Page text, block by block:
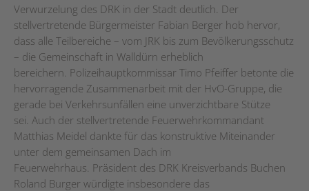
Verwurzelung des DRK in der Stadt deutlich. Der
stellvertretende Bürgermeister Fabian Berger hob hervor,
dass alle Teilbereiche – vom JRK bis zum Bevölkerungsschutz
– die Gemeinschaft in Walldürn erheblich
bereichern. Polizeihauptkommissar Timo Pfeiffer betonte die
hervorragende Zusammenarbeit mit der HvO-Gruppe, die
gerade bei Verkehrsunfällen eine unverzichtbare Stütze
sei. Auch der stellvertretende Feuerwehrkommandant
Matthias Meidel dankte für das konstruktive Miteinander
unter dem gemeinsamen Dach im
Feuerwehrhaus. Präsident des DRK Kreisverbands Buchen
Roland Burger würdigte insbesondere das